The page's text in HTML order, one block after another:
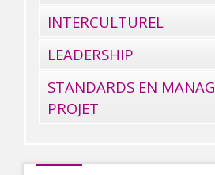
INTERCULTUREL
LEADERSHIP
STANDARDS EN
PROJET